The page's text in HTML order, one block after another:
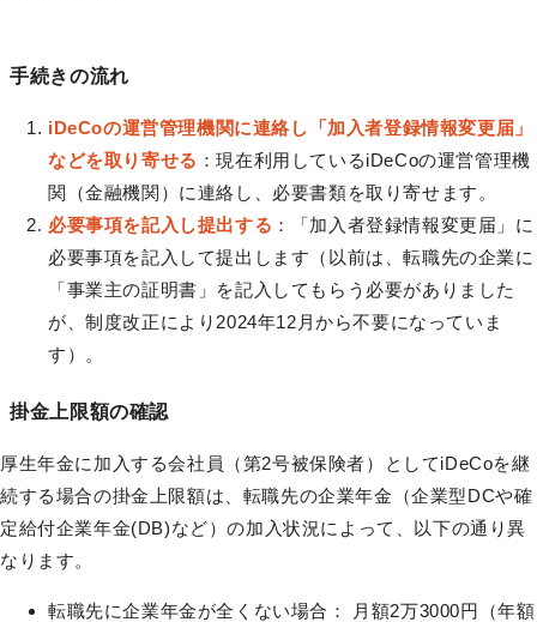
手続きの流れ
iDeCoの運営管理機関に連絡し「加入者登録情報変更届」
などを取り寄せる ：現在利用しているiDeCoの運営管理機
関（金融機関）に連絡し、必要書類を取り寄せます。
必要事項を記入し提出する ：「加入者登録情報変更届」に
必要事項を記入して提出します（以前は、転職先の企業に
「事業主の証明書」を記入してもらう必要がありました
が、制度改正により2024年12月から不要になっていま
す）。
掛金上限額の確認
厚生年金に加入する会社員（第2号被保険者）としてiDeCoを継
続する場合の掛金上限額は、転職先の企業年金（企業型DCや確
定給付企業年金(DB)など）の加入状況によって、以下の通り異
なります。
転職先に企業年金が全くない場合： 月額2万3000円（年額